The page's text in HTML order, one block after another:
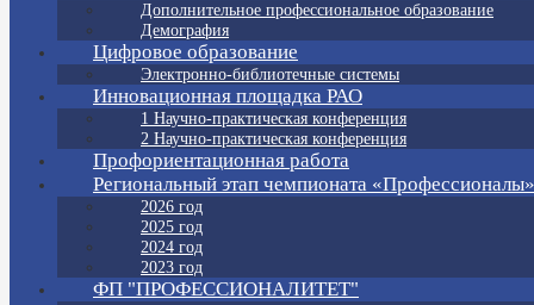
Дополнительное профессиональное образование
Демография
Цифровое образование
Электронно-библиотечные системы
Инновационная площадка РАО
1 Научно-практическая конференция
2 Научно-практическая конференция
Профориентационная работа
Региональный этап чемпионата «Профессионалы»
2026 год
2025 год
2024 год
2023 год
ФП "ПРОФЕССИОНАЛИТЕТ"